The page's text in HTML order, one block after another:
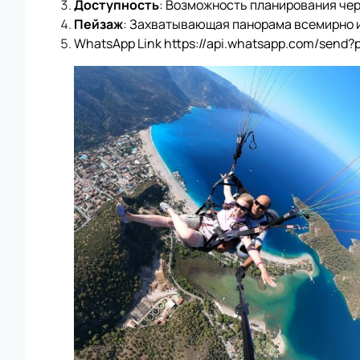
Доступность: Возможность планирования
Пейзаж: Захватывающая панорама всемирно
WhatsApp Link https://api.whatsapp.com/